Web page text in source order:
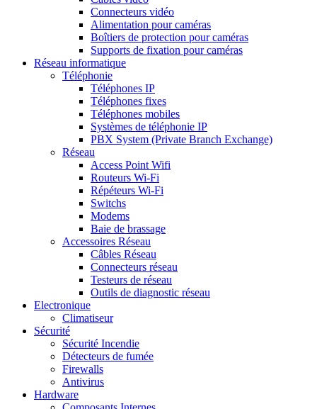
Connecteurs vidéo
Alimentation pour caméras
Boîtiers de protection pour caméras
Supports de fixation pour caméras
Réseau informatique
Téléphonie
Téléphones IP
Téléphones fixes
Téléphones mobiles
Systèmes de téléphonie IP
PBX System (Private Branch Exchange)
Réseau
Access Point Wifi
Routeurs Wi-Fi
Répéteurs Wi-Fi
Switchs
Modems
Baie de brassage
Accessoires Réseau
Câbles Réseau
Connecteurs réseau
Testeurs de réseau
Outils de diagnostic réseau
Electronique
Climatiseur
Sécurité
Sécurité Incendie
Détecteurs de fumée
Firewalls
Antivirus
Hardware